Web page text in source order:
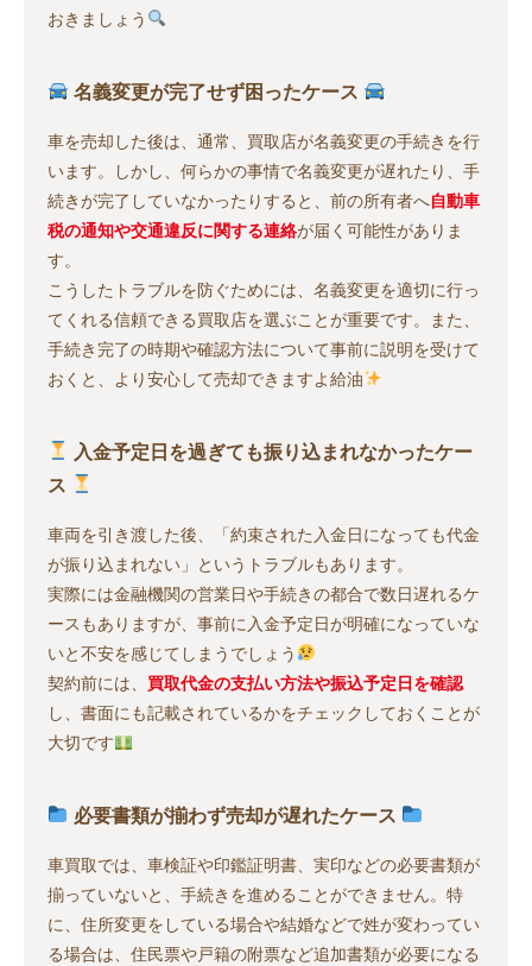
おきましょう
名義変更が完了せず困ったケース
車を売却した後は、通常、買取店が名義変更の手続きを行
います。しかし、何らかの事情で名義変更が遅れたり、手
続きが完了していなかったりすると、前の所有者へ自動車
税の通知や交通違反に関する連絡が届く可能性がありま
す。
こうしたトラブルを防ぐためには、名義変更を適切に行っ
てくれる信頼できる買取店を選ぶことが重要です。また、
手続き完了の時期や確認方法について事前に説明を受けて
おくと、より安心して売却できますよ給油
入金予定日を過ぎても振り込まれなかったケー
ス
車両を引き渡した後、「約束された入金日になっても代金
が振り込まれない」というトラブルもあります。
実際には金融機関の営業日や手続きの都合で数日遅れるケ
ースもありますが、事前に入金予定日が明確になっていな
いと不安を感じてしまうでしょう
契約前には、 買取代金の支払い方法や振込予定日を確認
し、書面にも記載されているかをチェックしておくことが
大切です
必要書類が揃わず売却が遅れたケース
車買取では、車検証や印鑑証明書、実印などの必要書類が
揃っていないと、手続きを進めることができません。特
に、住所変更をしている場合や結婚などで姓が変わってい
る場合は、住民票や戸籍の附票など追加書類が必要になる